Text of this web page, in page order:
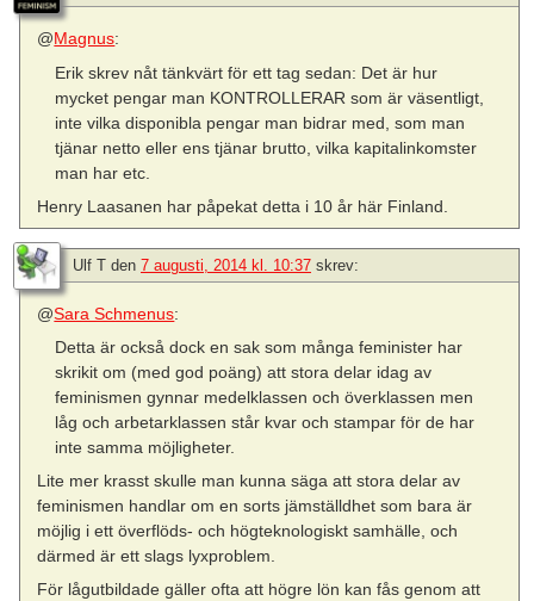
@Magnus:
Erik skrev nåt tänkvärt för ett tag sedan: Det är hur
mycket pengar man KONTROLLERAR som är väsentligt,
inte vilka disponibla pengar man bidrar med, som man
tjänar netto eller ens tjänar brutto, vilka kapitalinkomster
man har etc.
Henry Laasanen har påpekat detta i 10 år här Finland.
Ulf T den 7 augusti, 2014 kl. 10:37 skrev:
@Sara Schmenus:
Detta är också dock en sak som många feminister har
skrikit om (med god poäng) att stora delar idag av
feminismen gynnar medelklassen och överklassen men
låg och arbetarklassen står kvar och stampar för de har
inte samma möjligheter.
Lite mer krasst skulle man kunna säga att stora delar av
feminismen handlar om en sorts jämställdhet som bara är
möjlig i ett överflöds- och högteknologiskt samhälle, och
därmed är ett slags lyxproblem.
För lågutbildade gäller ofta att högre lön kan fås genom att